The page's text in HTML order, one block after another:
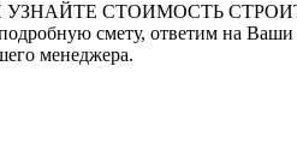
СТОИМОСТЬ
смету, ответим на
менеджера.